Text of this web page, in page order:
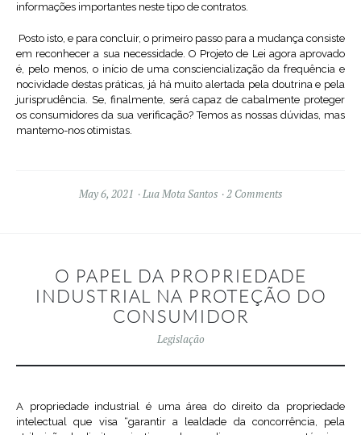
informações importantes neste tipo de contratos.
Posto isto, e para concluir, o primeiro passo para a mudança consiste
em reconhecer a sua necessidade. O Projeto de Lei agora aprovado
é, pelo menos, o início de uma consciencialização da frequência e
nocividade destas práticas, já há muito alertada pela doutrina e pela
jurisprudência. Se, finalmente, será capaz de cabalmente proteger
os consumidores da sua verificação? Temos as nossas dúvidas, mas
mantemo-nos otimistas.
May 6, 2021 Lua Mota Santos 2 Comments
O PAPEL DA PROPRIEDADE
INDUSTRIAL NA PROTEÇÃO DO
CONSUMIDOR
Legislação
A propriedade industrial é uma área do direito da propriedade
intelectual que visa “garantir a lealdade da concorrência, pela